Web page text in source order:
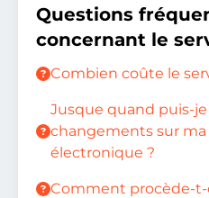
Questions
concernant le
Combien coûte le
Jusque quand puis-
changements sur
électronique ?
Comment procède-